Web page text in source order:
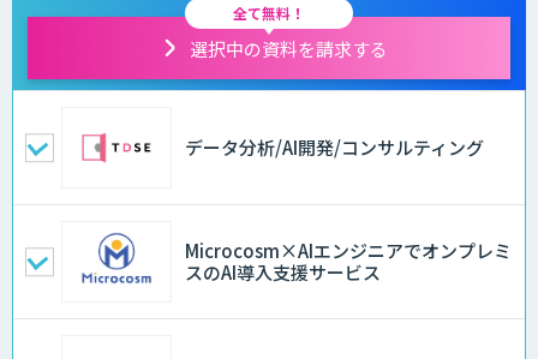
全て無料！
選択中の資料を請求する
データ分析/AI開発/コンサルティング
Microcosm×AIエンジニアでオンプレミ
スのAI導入支援サービス